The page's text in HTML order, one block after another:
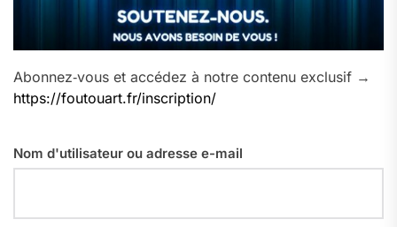
Abonnez‑vous et accédez à notre contenu exclusif →
https://foutouart.fr/inscription/
Nom d'utilisateur ou adresse e-mail